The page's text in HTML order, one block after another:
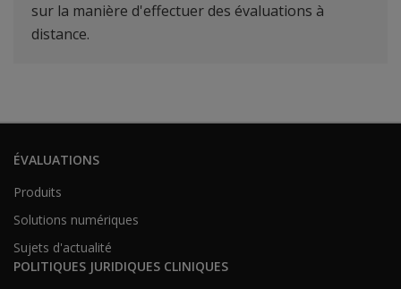
sur la manière d'effectuer des évaluations à
distance.
ÉVALUATIONS
Produits
Solutions numériques
Sujets d'actualité
POLITIQUES JURIDIQUES CLINIQUES